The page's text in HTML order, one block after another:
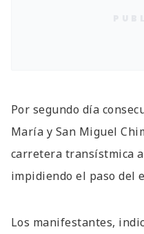
Por segundo día
María y San Miguel
carretera transístmica
impidiendo el paso del
Los manifestantes,